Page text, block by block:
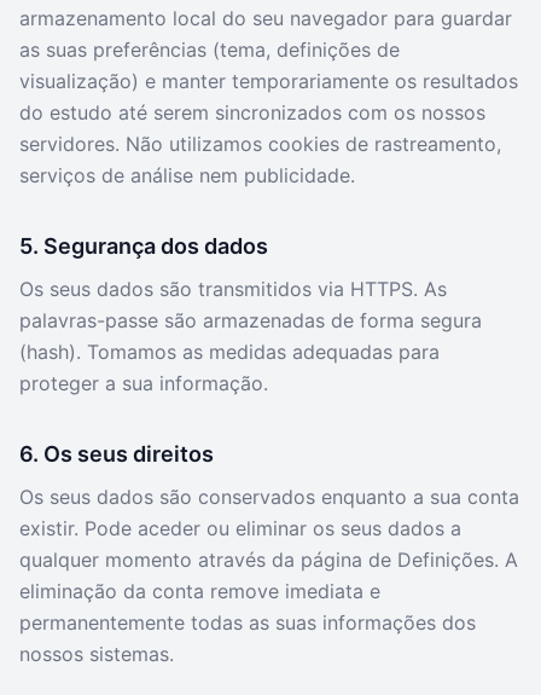
armazenamento local do seu navegador para guardar
as suas preferências (tema, definições de
visualização) e manter temporariamente os resultados
do estudo até serem sincronizados com os nossos
servidores. Não utilizamos cookies de rastreamento,
serviços de análise nem publicidade.
5. Segurança dos dados
Os seus dados são transmitidos via HTTPS. As
palavras-passe são armazenadas de forma segura
(hash). Tomamos as medidas adequadas para
proteger a sua informação.
6. Os seus direitos
Os seus dados são conservados enquanto a sua conta
existir. Pode aceder ou eliminar os seus dados a
qualquer momento através da página de Definições. A
eliminação da conta remove imediata e
permanentemente todas as suas informações dos
nossos sistemas.